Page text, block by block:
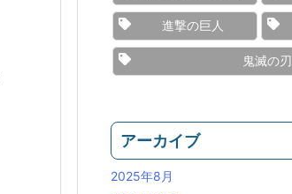
進撃の巨人
鬼滅の刃
アーカイブ
2025年8月